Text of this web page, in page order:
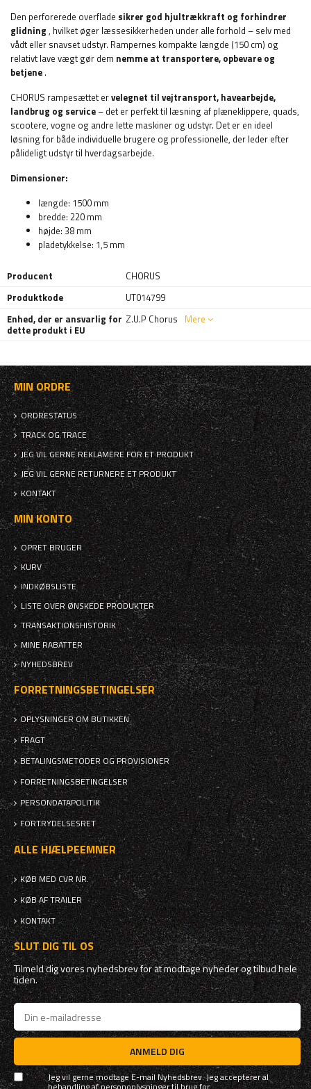
Den perforerede overflade sikrer god hjultrækkraft og forhindrer
glidning , hvilket øger læssesikkerheden under alle forhold – selv med
vådt eller snavset udstyr. Rampernes kompakte længde (150 cm) og
relativt lave vægt gør dem nemme at transportere, opbevare og
betjene .
CHORUS rampesættet ervelegnet til vejtransport, havearbejde,
landbrug og service– det er perfekt til læsning af plæneklippere, quads,
scootere, vogne og andre lette maskiner og udstyr. Det er en ideel
løsning for både individuelle brugere og professionelle, der leder efter
pålideligt udstyr til hverdagsarbejde.
Dimensioner:
længde: 1500 mm
bredde: 220 mm
højde: 38 mm
pladetykkelse: 1,5 mm
Producent
CHORUS
Produktkode
UT014799
Enhed, der er ansvarlig for
dette produkt i EU
Z.U.P Chorus Mere
MIN ORDRE
ORDRESTATUS
TRACK OG TRACE
JEG VIL GERNE REKLAMERE FOR ET PRODUKT
JEG VIL GERNE RETURNERE ET PRODUKT
KONTAKT
MIN KONTO
OPRET BRUGER
KURV
INDKØBSLISTE
LISTE OVER ØNSKEDE PRODUKTER
TRANSAKTIONSHISTORIK
MINE RABATTER
NYHEDSBREV
FORRETNINGSBETINGELSER
OPLYSNINGER OM BUTIKKEN
FRAGT
BETALINGSMETODER OG PROVISIONER
FORRETNINGSBETINGELSER
PERSONDATAPOLITIK
FORTRYDELSESRET
ALLE HJÆLPEEMNER
KØB MED CVR NR.
KØB AF TRAILER
KONTAKT
SLUT DIG TIL OS
Tilmeld dig vores nyhedsbrev for at modtage nyheder og tilbud hele
tiden.
ANMELD DIG
Jeg vil gerne modtage E-mail Nyhedsbrev. Jeg accepterer al